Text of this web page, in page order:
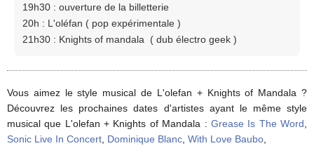
19h30 : ouverture de la billetterie
20h : L'oléfan ( pop expérimentale )
21h30 : Knights of mandala ( dub électro geek )
Vous aimez le style musical de L'olefan + Knights of Mandala ?
Découvrez les prochaines dates d'artistes ayant le même style
musical que L'olefan + Knights of Mandala : Grease Is The Word
Sonic Live In Concert Dominique Blanc With Love Baubo